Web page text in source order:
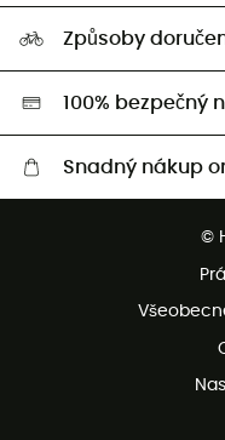
Naši Ambasadoři
Second hand
HardGreen
Způsoby
100% bezpečný
Snadný nákup
Bezplatné vrácení do 100
Bezplatná zákaznická
©